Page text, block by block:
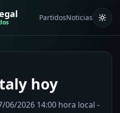
PartidosNoticias
hoy
06/2026 14:00 hora local -